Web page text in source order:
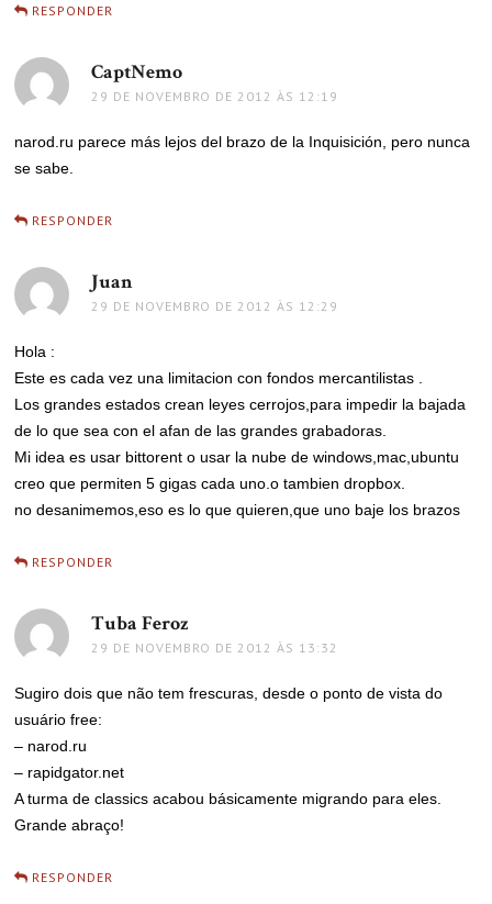
RESPONDER
CaptNemo
29 DE NOVEMBRO DE 2012 ÀS 12:19
narod.ru parece más lejos del brazo de la Inquisición, pero nunca
se sabe.
RESPONDER
Juan
29 DE NOVEMBRO DE 2012 ÀS 12:29
Hola :
Este es cada vez una limitacion con fondos mercantilistas .
Los grandes estados crean leyes cerrojos,para impedir la bajada
de lo que sea con el afan de las grandes grabadoras.
Mi idea es usar bittorent o usar la nube de windows,mac,ubuntu
creo que permiten 5 gigas cada uno.o tambien dropbox.
no desanimemos,eso es lo que quieren,que uno baje los brazos
RESPONDER
Tuba Feroz
29 DE NOVEMBRO DE 2012 ÀS 13:32
Sugiro dois que não tem frescuras, desde o ponto de vista do
usuário free:
– narod.ru
– rapidgator.net
A turma de classics acabou básicamente migrando para eles.
Grande abraço!
RESPONDER